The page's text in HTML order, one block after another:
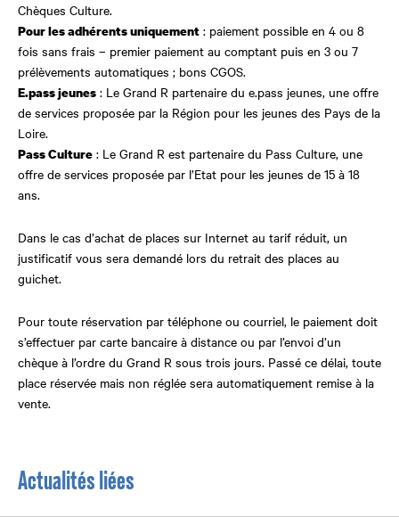
Chèques Culture.
Pour les adhérents uniquement : paiement possible en 4 ou 8
fois sans frais – premier paiement au comptant puis en 3 ou 7
prélèvements automatiques ; bons CGOS.
E.pass jeunes : Le Grand R partenaire du e.pass jeunes, une offre
de services proposée par la Région pour les jeunes des Pays de la
Loire.
Pass Culture : Le Grand R est partenaire du Pass Culture, une
offre de services proposée par l’Etat pour les jeunes de 15 à 18
ans.
Dans le cas d’achat de places sur Internet au tarif réduit, un
justificatif vous sera demandé lors du retrait des places au
guichet.
Pour toute réservation par téléphone ou courriel, le paiement doit
s’effectuer par carte bancaire à distance ou par l’envoi d’un
chèque à l’ordre du Grand R sous trois jours. Passé ce délai, toute
place réservée mais non réglée sera automatiquement remise à la
vente.
Actualités liées